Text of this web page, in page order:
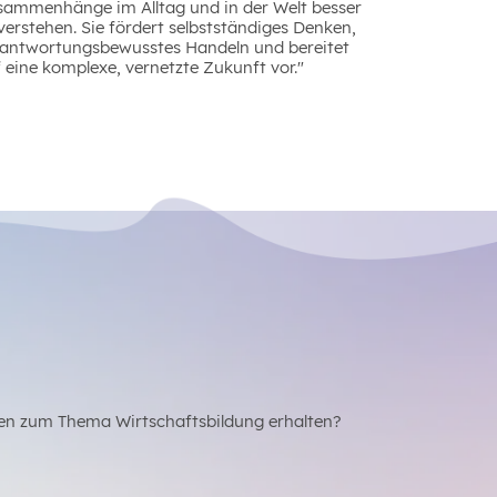
im Alltag und in der Welt besser
Sie fördert selbstständiges Denken,
Handeln und bereitet
eine komplexe, vernetzte Zukunft vor."
zum Thema Wirtschaftsbildung erhalten?